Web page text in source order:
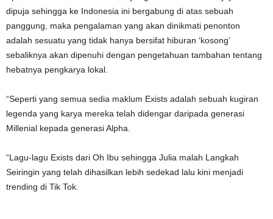
dipuja sehingga ke Indonesia ini bergabung di atas sebuah
panggung, maka pengalaman yang akan dinikmati penonton
adalah sesuatu yang tidak hanya bersifat hiburan ‘kosong’
sebaliknya akan dipenuhi dengan pengetahuan tambahan tentang
hebatnya pengkarya lokal.
“Seperti yang semua sedia maklum Exists adalah sebuah kugiran
legenda yang karya mereka telah didengar daripada generasi
Millenial kepada generasi Alpha.
“Lagu-lagu Exists dari Oh Ibu sehingga Julia malah Langkah
Seiringin yang telah dihasilkan lebih sedekad lalu kini menjadi
trending di Tik Tok.